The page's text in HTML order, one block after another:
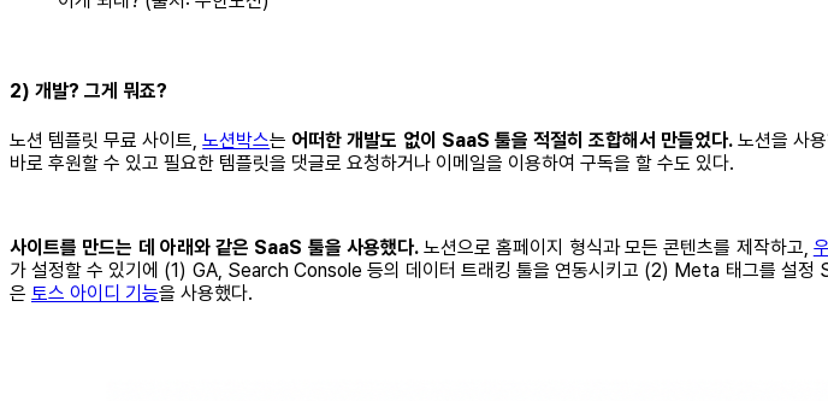
2) 개발? 그게 뭐죠?
노션 템플릿 무료 사이트,노션박스는 어떠한 개발도 없이 SaaS 툴을 적절히 조합해서 만들었다.노션을 사
바로 후원할 수 있고 필요한 템플릿을 댓글로 요청하거나 이메일을 이용하여 구독을 할 수도 있다.
사이트를 만드는 데 아래와 같은 SaaS 툴을 사용했다.노션으로 홈페이지 형식과 모든 콘텐츠를 제작하고,
가 설정할 수 있기에 (1) GA, Search Console 등의 데이터 트래킹 툴을 연동시키고 (2) Meta 태그를 설정
은 토스 아이디 기능을 사용했다.